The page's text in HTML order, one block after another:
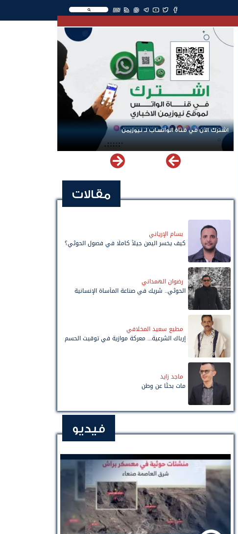
EN
اشترك الآن في قناة الواتساب لـ نيوزيمن
مقالات
بسام الإرياني
كيف يخسر اليمن جيلاً كاملًا في فصول الحوثي؟
رضوان الهمداني
الحوثي.. شريك في صناعة المأساة الإنسانية
مطيع سعيد المخلافي
إرباك الشرعية... معركة موازية في توقيت الحسم
ماجد زايد
مات بحثًا عن وطن
فيديو